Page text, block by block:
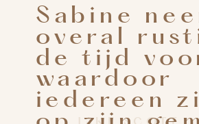
Sabine
overal
de tijd
waardoor
iedereen